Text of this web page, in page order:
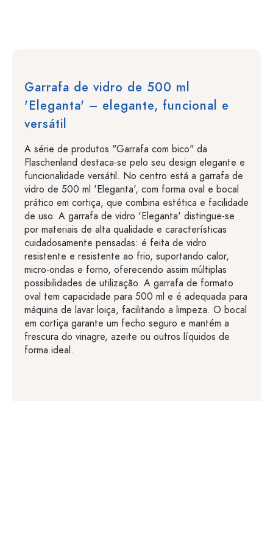
Garrafa de vidro de 500 ml
'Eleganta' – elegante, funcional e
versátil
A série de produtos "Garrafa com bico" da
Flaschenland destaca-se pelo seu design elegante e
funcionalidade versátil. No centro está a garrafa de
vidro de 500 ml 'Eleganta', com forma oval e bocal
prático em cortiça, que combina estética e facilidade
de uso. A garrafa de vidro 'Eleganta' distingue-se
por materiais de alta qualidade e características
cuidadosamente pensadas: é feita de vidro
resistente e resistente ao frio, suportando calor,
micro-ondas e forno, oferecendo assim múltiplas
possibilidades de utilização. A garrafa de formato
oval tem capacidade para 500 ml e é adequada para
máquina de lavar loiça, facilitando a limpeza. O bocal
em cortiça garante um fecho seguro e mantém a
frescura do vinagre, azeite ou outros líquidos de
forma ideal.